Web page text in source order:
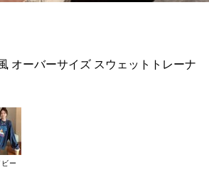
オーバーサイズ スウェットトレーナ
ー